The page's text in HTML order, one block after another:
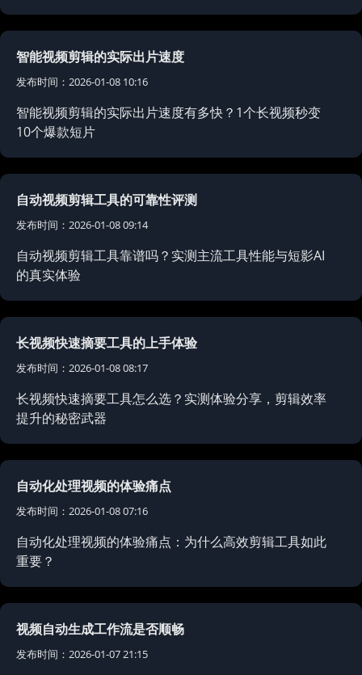
智能视频剪辑的实际出片速度
发布时间：2026-01-08 10:16
智能视频剪辑的实际出片速度有多快？1个长视频秒变
10个爆款短片
自动视频剪辑工具的可靠性评测
发布时间：2026-01-08 09:14
自动视频剪辑工具靠谱吗？实测主流工具性能与短影AI
的真实体验
长视频快速摘要工具的上手体验
发布时间：2026-01-08 08:17
长视频快速摘要工具怎么选？实测体验分享，剪辑效率
提升的秘密武器
自动化处理视频的体验痛点
发布时间：2026-01-08 07:16
自动化处理视频的体验痛点：为什么高效剪辑工具如此
重要？
视频自动生成工作流是否顺畅
发布时间：2026-01-07 21:15